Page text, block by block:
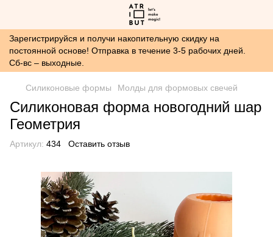
Зарегистрируйся и получи накопительную скидку на
постоянной основе! Отправка в течение 3-5 рабочих дней.
Сб-вс – выходные.
Силиконовые формы Молды для формовых свечей
Силиконовая форма новогодний шар
Геометрия
Артикул: 434 Оставить отзыв